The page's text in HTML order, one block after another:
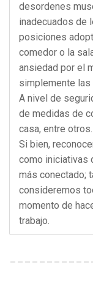
desordenes
inadecuados de
posiciones
comedor o la
ansiedad por el
simplemente las
A nivel de
de medidas de
casa, entre otros.
Si bien,
como iniciativas
más conectado;
consideremos
momento de
trabajo.